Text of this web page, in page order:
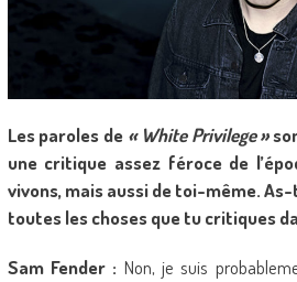
Les paroles de « White Privilege »
une critique assez féroce de
vivons, mais aussi de toi-même.
toutes les choses que tu critiques
Sam Fender : Non, je suis